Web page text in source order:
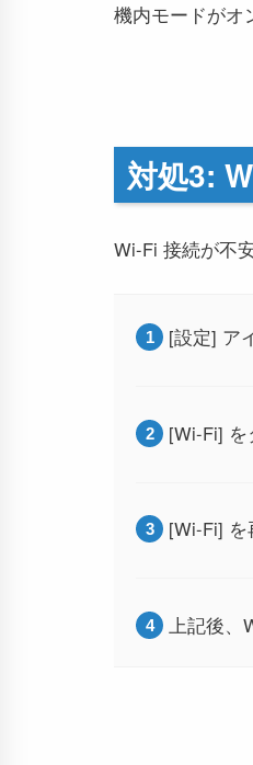
機内モードがオ
対処3:
Wi-Fi 接続が不
[設定] ア
[Wi-Fi] を
[Wi-Fi] を
上記後、